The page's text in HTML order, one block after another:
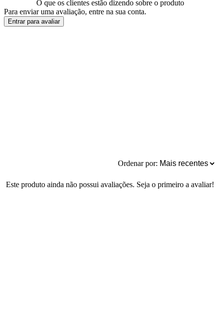
O que os clientes estão dizendo sobre o produto
Para enviar uma avaliação, entre na sua conta.
Entrar para avaliar
Ordenar por:
Este produto ainda não possui avaliações. Seja o primeiro a avaliar!